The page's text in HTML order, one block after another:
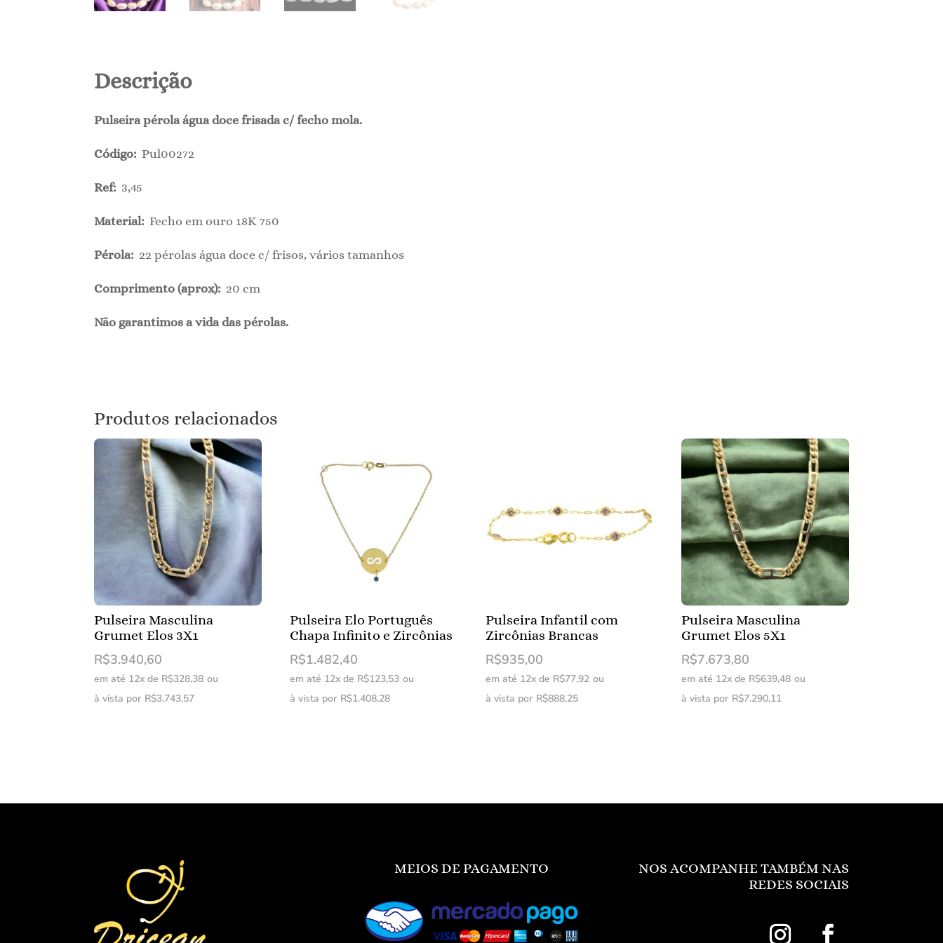
Descrição
Pulseira pérola água doce frisada c/ fecho mola.
Código: Pul00272
Ref: 3,45
Material: Fecho em ouro 18K 750
Pérola: 22 pérolas água doce c/ frisos, vários tamanhos
Comprimento (aprox): 20 cm
Não garantimos a vida das pérolas.
Produtos relacionados
Pulseira Masculina
Grumet Elos 3X1
R$3.940,60
em até 12x de R$328,38 ou
à vista por R$3.743,57
Pulseira Elo Português
Chapa Infinito e Zircônias
R$1.482,40
em até 12x de R$123,53 ou
à vista por R$1.408,28
Pulseira Infantil com
Zircônias Brancas
R$935,00
em até 12x de R$77,92 ou
à vista por R$888,25
Pulseira Masculina
Grumet Elos 5X1
R$7.673,80
em até 12x de R$639,48 ou
à vista por R$7.290,11
MEIOS DE PAGAMENTO
NOS ACOMPANHE TAMBÉM NAS
REDES SOCIAIS